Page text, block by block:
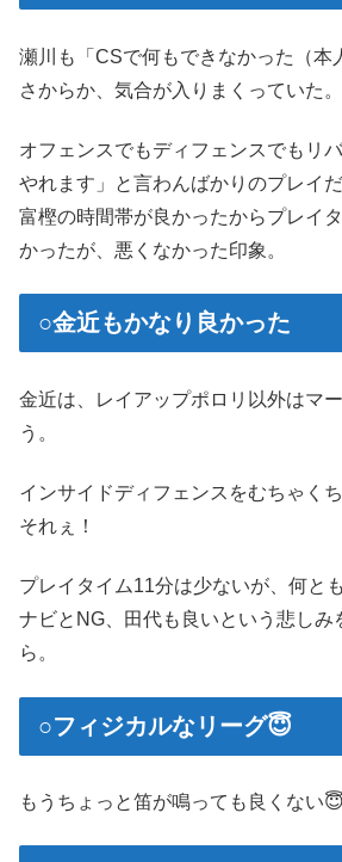
瀬川も「CSで何もできなかった（本
さからか、気合が入りまくっていた。
オフェンスでもディフェンスでもリ
やれます」と言わんばかりのプレイだ
富樫の時間帯が良かったからプレイ
かったが、悪くなかった印象。
○金近もかなり良かった
金近は、レイアップポロリ以外はマ
う。
インサイドディフェンスをむちゃく
それぇ！
プレイタイム11分は少ないが、何と
ナビとNG、田代も良いという悲しみ
ら。
○フィジカルなリーグ😇
もうちょっと笛が鳴っても良くない